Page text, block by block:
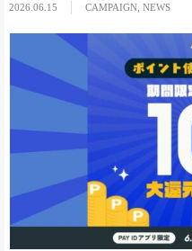
2026.06.15 CAMPAIGN NEWS